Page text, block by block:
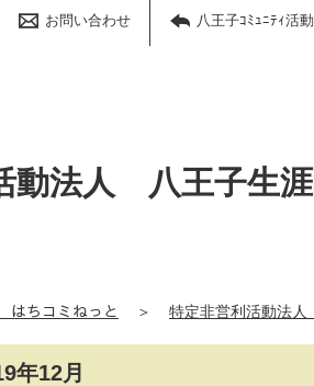
お問い合わせ 八王子ｺﾐｭﾆﾃｨ活
動法人 八王子生
はちコミねっと ＞ 特定非営利活動法
年12月